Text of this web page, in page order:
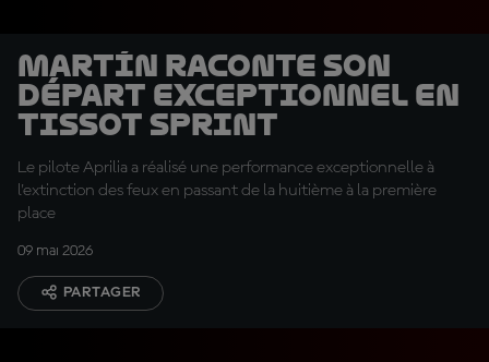
Martín raconte son
départ exceptionnel en
Tissot Sprint
Le pilote Aprilia a réalisé une performance exceptionnelle à
l'extinction des feux en passant de la huitième à la première
place
09 mai 2026
PARTAGER